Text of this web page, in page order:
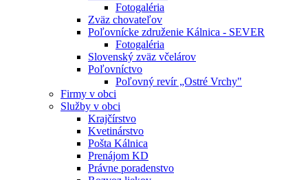
Fotogaléria
Zväz chovateľov
Poľovnícke združenie Kálnica - SEVER
Fotogaléria
Slovenský zväz včelárov
Poľovníctvo
Poľovný revír „Ostré Vrchy"
Firmy v obci
Služby v obci
Krajčírstvo
Kvetinárstvo
Pošta Kálnica
Prenájom KD
Právne poradenstvo